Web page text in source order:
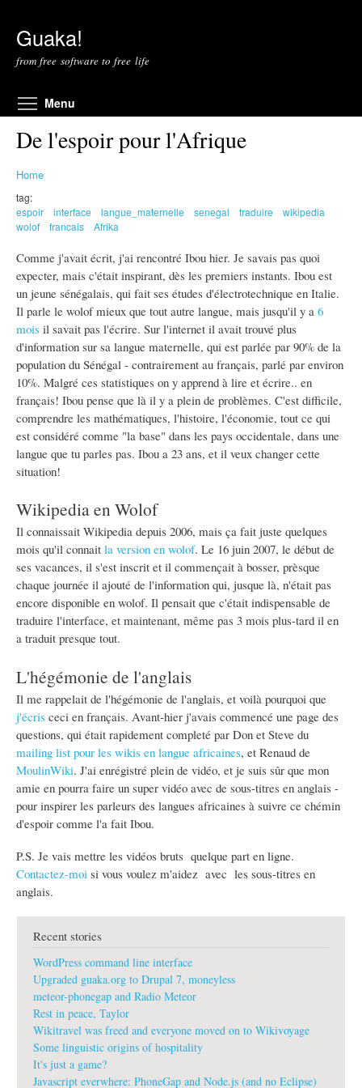
Guaka!
from free software to free life
Menu
De l'espoir pour l'Afrique
Home
tag:
espoir
interface langue_maternelle senegal traduire
wikipedia
wolof
francais Afrika
Comme j'avait écrit, j'ai rencontré Ibou hier. Je savais pas quoi
expecter, mais c'était inspirant, dès les premiers instants. Ibou est
un jeune sénégalais, qui fait ses études d'électrotechnique en Italie.
Il parle le wolof mieux que tout autre langue, mais jusqu'il y a 6
mois il savait pas l'écrire. Sur l'internet il avait trouvé plus
d'information sur sa langue maternelle, qui est parlée par 90% de la
population du Sénégal - contrairement au français, parlé par environ
10%. Malgré ces statistiques on y apprend à lire et écrire.. en
français! Ibou pense que là il y a plein de problèmes. C'est difficile,
comprendre les mathématiques, l'histoire, l'économie, tout ce qui
est considéré comme "la base" dans les pays occidentale, dans une
langue que tu parles pas. Ibou a 23 ans, et il veux changer cette
situation!
Wikipedia en Wolof
Il connaissait Wikipedia depuis 2006, mais ça fait juste quelques
mois qu'il connait la version en wolof. Le 16 juin 2007, le début de
ses vacances, il s'est inscrit et il commençait à bosser, prèsque
chaque journée il ajouté de l'information qui, jusque là, n'était pas
encore disponible en wolof. Il pensait que c'était indispensable de
traduire l'interface, et maintenant, même pas 3 mois plus-tard il en
a traduit presque tout.
L'hégémonie de l'anglais
Il me rappelait de l'hégémonie de l'anglais, et voilà pourquoi que
j'écris ceci en français. Avant-hier j'avais commencé une page des
questions, qui était rapidement completé par Don et Steve du
mailing list pour les wikis en langue africaines, et Renaud de
MoulinWiki. J'ai enrégistré plein de vidéo, et je suis sûr que mon
amie en pourra faire un super vidéo avec de sous-titres en anglais -
pour inspirer les parleurs des langues africaines à suivre ce chémin
d'espoir comme l'a fait Ibou.
P.S. Je vais mettre les vidéos bruts quelque part en ligne.
Contactez-moi si vous voulez m'aidez avec les sous-titres en
anglais.
Recent stories
WordPress command line interface
Upgraded guaka.org to Drupal 7, moneyless
meteor-phonegap and Radio Meteor
Rest in peace, Taylor
Wikitravel was freed and everyone moved on to Wikivoyage
Some linguistic origins of hospitality
It's just a game?
Javascript everwhere: PhoneGap and Node.js (and no Eclipse)